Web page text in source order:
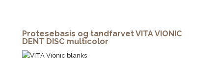
Protesebasis og tandfarvet VITA VIONIC
DENT DISC multicolor